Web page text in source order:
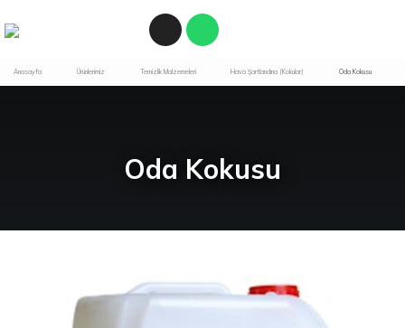
Oda Kokusu
Anasayfa Ürünlerimiz Temizlik Malzemeleri Hava Şartlandırıcı (Kokular) Oda Kokusu